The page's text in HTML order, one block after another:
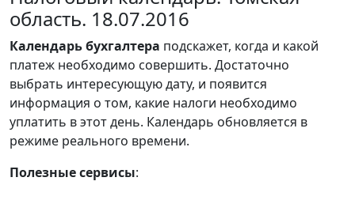
область. 18.07.2016
Календарьбухгалтера подскажет, когда и какой
платеж необходимо совершить. Достаточно
выбрать интересующую дату, и появится
информация о том, какие налоги необходимо
уплатить в этот день. Календарь обновляется в
режиме реального времени.
Полезные сервисы: